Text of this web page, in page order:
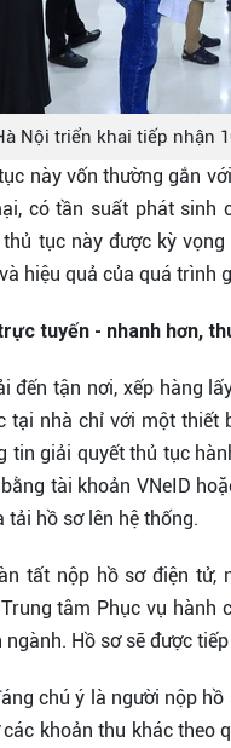
Nội triển khai tiếp nhận
này vốn thường gắn
có tần suất phát sinh
tục này được kỳ
hiệu quả của quá trình
tuyến - nhanh hơn,
đến tận nơi, xếp hàng
tại nhà chỉ với một thiết
tin giải quyết thủ tục
tài khoản VNeID
tải hồ sơ lên hệ thống.
tất nộp hồ sơ điện tử,
tâm Phục vụ hành
ngành. Hồ sơ sẽ được
chú ý là người nộp
khoản thu khác theo